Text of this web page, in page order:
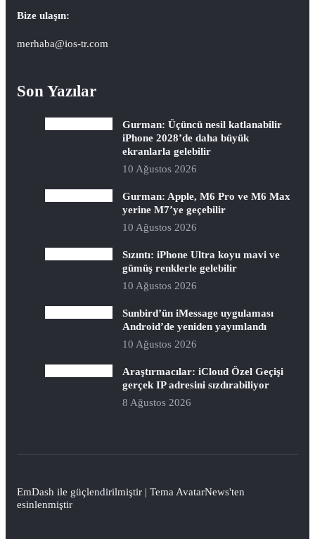
Bize ulaşın:
merhaba@ios-tr.com
Son Yazılar
Gurman: Üçüncü nesil katlanabilir
iPhone 2028’de daha büyük
ekranlarla gelebilir
10 Ağustos 2026
Gurman: Apple, M6 Pro ve M6 Max
yerine M7’ye geçebilir
10 Ağustos 2026
Sızıntı: iPhone Ultra koyu mavi ve
gümüş renklerle gelebilir
10 Ağustos 2026
Sunbird’ün iMessage uygulaması
Android’de yeniden yayımlandı
10 Ağustos 2026
Araştırmacılar: iCloud Özel Geçişi
gerçek IP adresini sızdırabiliyor
8 Ağustos 2026
EmDash ile güçlendirilmiştir | Tema AvatarNews'ten
esinlenmiştir